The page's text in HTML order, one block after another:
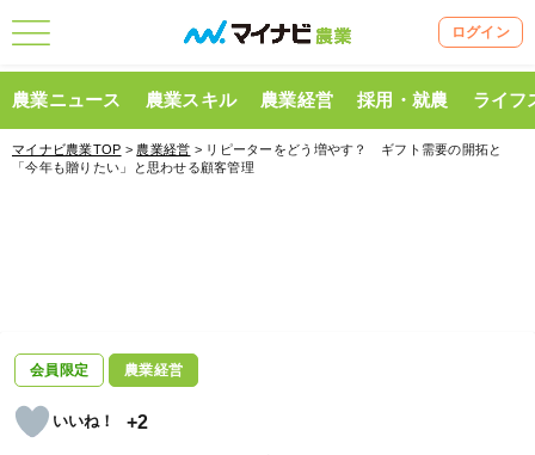
ログイン
農業ニュース 農業スキル 農業経営 採用・就農 ライフ
マイナビ農業TOP > 農業経営 > リピーターをどう増やす？ ギフト需要の開拓と
「今年も贈りたい」と思わせる顧客管理
会員限定 農業経営
+2